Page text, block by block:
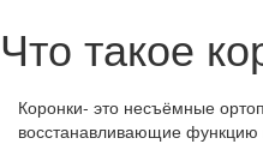
Что такое
Коронки- это несъёмные
восстанавливающие